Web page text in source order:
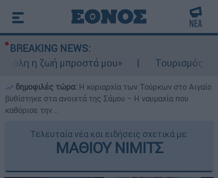
BREAKING NEWS:
ζωή μπροστά μου»
Τουρισμός για
δημοφιλές τώρα: Η κυριαρχία των Τούρκων στο Αιγαίο
βυθίστηκε στα ανοιχτά της Σάμου – Η ναυμαχία που
καθόρισε την...
Τελευταία νέα και ειδήσεις σχετικά με:
ΜΑΘΙΟΥ ΝΙΜΙΤΣ